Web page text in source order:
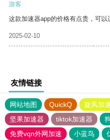
游客
这款加速器app的价格有点贵，可以
2025-02-10
友情链接
网站地图 QuickQ 旋风加
坚果加速器
tiktok加速器
免费vqn外网加速
小蓝鸟